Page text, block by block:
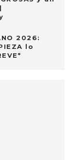
2026:
lo